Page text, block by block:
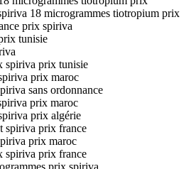
18 microgrammes tiotropium prix
prix spiriva
tunisie
spiriva prix tunisie
prix maroc
sans ordonnance
prix maroc
prix algérie
spiriva prix france
prix maroc
spiriva prix france
prix spiriva